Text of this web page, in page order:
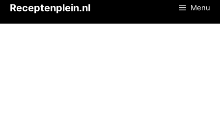
Receptenplein.nl Menu